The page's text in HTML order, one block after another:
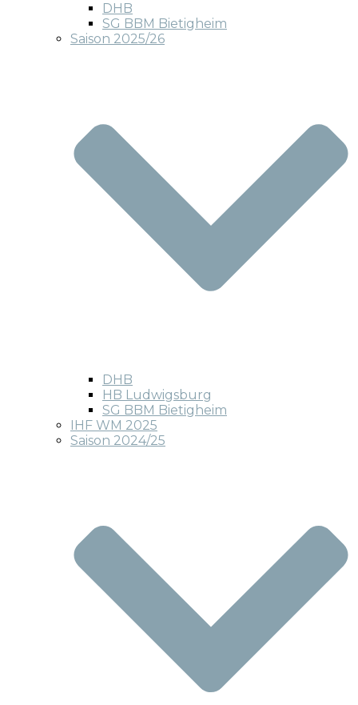
DHB
SG BBM Bietigheim
Saison 2025/26
DHB
HB Ludwigsburg
SG BBM Bietigheim
IHF WM 2025
Saison 2024/25